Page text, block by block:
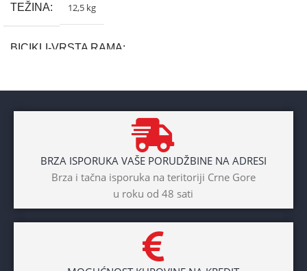
TEŽINA 12,5 kg
BICIKLI-VRSTA RAMA
Unisex
BRZA ISPORUKA VAŠE PORUDŽBINE NA ADRESI
Brza i tačna isporuka na teritoriji Crne Gore
u roku od 48 sati